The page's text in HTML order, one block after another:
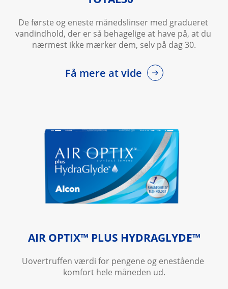
De første og eneste månedslinser med gradueret
vandindhold, der er så behagelige at have på, at du
nærmest ikke mærker dem, selv på dag 30.
Få mere at vide
AIR OPTIX™ PLUS HYDRAGLYDE™
Uovertruffen værdi for pengene og enestående
komfort hele måneden ud.